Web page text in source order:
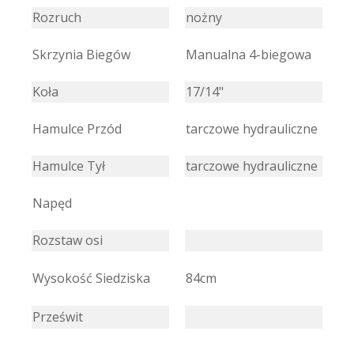
Rozruch nożny
Skrzynia Biegów Manualna 4-biegowa
Koła 17/14"
Hamulce Przód tarczowe hydrauliczne
Hamulce Tył tarczowe hydrauliczne
Napęd
Rozstaw osi
Wysokość Siedziska 84cm
Prześwit